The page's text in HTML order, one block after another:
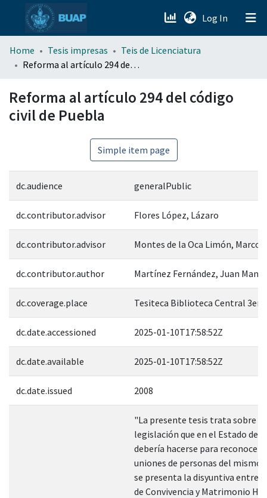
Log In (current)
menu.section.about_menu
Home Tesis impresas
Teis de Licenciatura
Reforma al artículo 294 del código civil de Puebla
Reforma al artículo 294 del código
civil de Puebla
Simple item page
dc.audience generalPublic
dc.contributor.advisor Flores López, Lázaro
dc.contributor.advisor Montes de la Oca Limón, Marco
dc.contributor.author Martínez Fernández, Juan
dc.coverage.place Tesiteca Biblioteca Central 3er.
dc.date.accessioned 2025-01-10T17:58:52Z
dc.date.available 2025-01-10T17:58:52Z
dc.date.issued 2008
"La presente tesis trata sobre
legislación que en el Estado de
debería hacerse para reconocer
uniones de personas del mismo
se presenta la disyuntiva entre
de Convivencia y Matrimonio